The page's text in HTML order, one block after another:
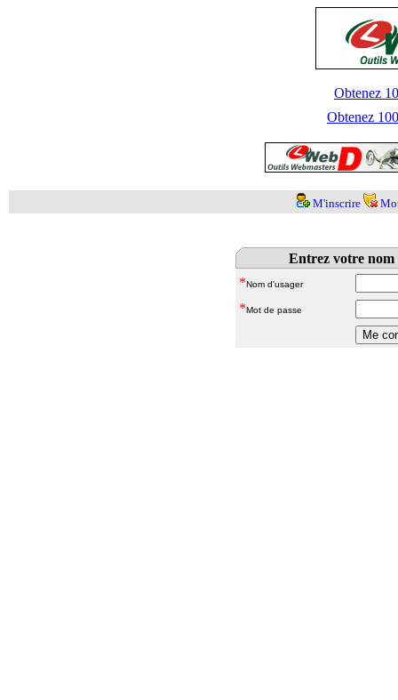
Obtenez
Obtenez
M'inscrire
Entrez votre nom
*Nom d'usager
*Mot de passe